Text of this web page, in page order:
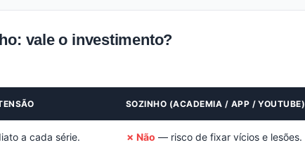
vale o investimento?
SOZINHO (ACADEMIA / APP / YOUTUBE)
a cada série. ✗ Não — risco de fixar vícios e lesões.